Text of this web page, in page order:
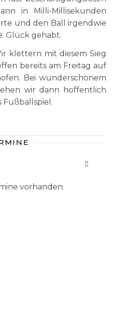
in Milli-Millisekunden
und den Ball irgendwie
Glück gehabt.
klettern mit diesem Sieg
bereits am Freitag auf
Bei wunderschönem
wir dann hoffentlich
Fußballspiel.
vorhanden.